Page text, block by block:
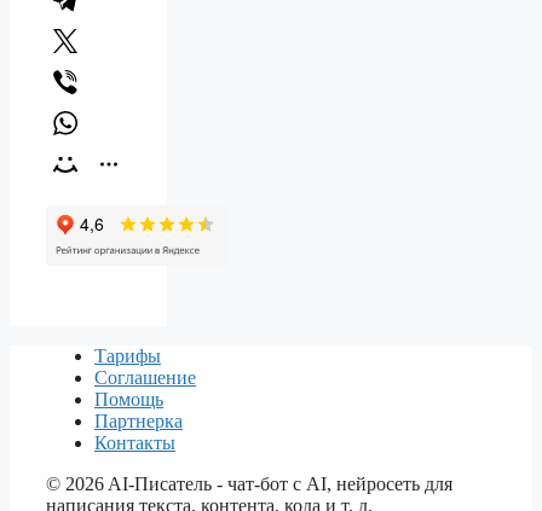
Тарифы
Соглашение
Помощь
Партнерка
Контакты
© 2026 AI-Писатель - чат-бот с AI, нейросеть для
написания текста, контента, кода и т. д.